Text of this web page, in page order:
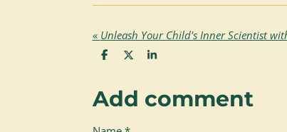
« Unleash Your Child's Inner Scientist
S
r
e
S
e
S
e
Add comment